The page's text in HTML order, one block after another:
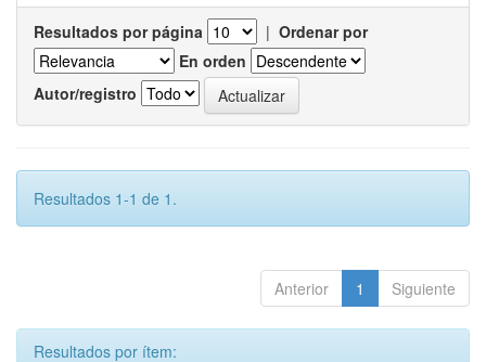
Resultados por página | Ordenar por
En orden
Autor/registro
Resultados 1-1 de 1.
Anterior 1 Siguiente
Resultados por ítem: